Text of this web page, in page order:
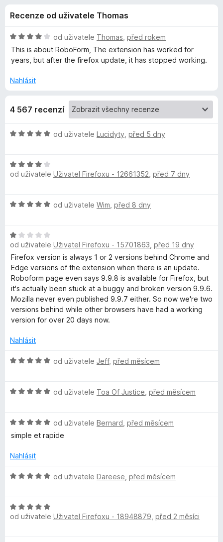
e
r
d
o
p
l
ň
u
R
b
o
F
o
r
m
P
a
s
s
w
o
,
z
5
Recenze od uživatele Thomas
H
o
d
o
n
:
5
od uživatele Thomas před rokem
This is about RoboForm, The extension has worked for
years, but after the firefox update, it has stopped working.
Nahlásit
4 567 recenzí
H
n
o
n
5
z
5
od uživatele Lucidyty před 5 dny
H
o
o
n
í
:
4
z
5
od uživatele Uživatel Firefoxu - 12661352 před 7 dny
H
n
o
c
e
n
:
5
z
od uživatele Wim před 8 dny
H
o
d
n
o
c
e
n
1
5
od uživatele Uživatel Firefoxu - 15701863 před 19 dny
Firefox version is always 1 or 2 versions behind Chrome and
Edge versions of the extension when there is an update.
Roboform page even says 9.9.8 is available for Firefox, but
it's actually been stuck at a buggy and broken version 9.9.6.
Mozilla never even published 9.9.7 either. So now we're two
versions behind while other browsers have had a working
version for over 20 days now.
Nahlásit
H
n
e
n
:
z
od uživatele Jeff, před měsícem
H
n
o
e
í
z
5
od uživatele Toa Of Justice před měsícem
H
o
n
c
í
:
od uživatele Bernard před měsícem
simple et rapide
Nahlásit
H
n
o
od uživatele Dareese před měsícem
H
o
od uživatele Uživatel Firefoxu - 18948879 před 2 měsíci